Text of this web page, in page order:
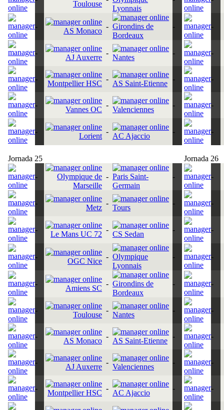
Toulouse
Lyonnais
-
AS Monaco
- Girondins de
Bordeaux
- -
-
AJ Auxerre
-
Nantes
- -
-
Montpellier HSC
-
AS Saint-Etienne
- -
-
Vannes OC
-
Valenciennes
- -
-
Lorient
-
AC Ajaccio
- -
Jornada 25 Jornada 26
-
Olympique de
Marseille
- Paris Saint-
Germain
- -
-
Metz
-
Tours
- -
-
Le Mans UC 72
-
CS Sedan
- -
-
OGC Nice
- Olympique
Lyonnais
- -
-
Amiens SC
- Girondins de
Bordeaux
- -
-
Toulouse
-
Nantes
- -
-
AS Monaco
-
AS Saint-Etienne
- -
-
AJ Auxerre
-
Valenciennes
- -
-
Montpellier HSC
-
AC Ajaccio
- -